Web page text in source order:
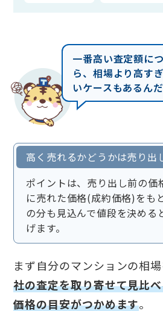
一番高い査定額に
ら、相場より高す
いケースもあるん
高く売れるかどうかは売り出
ポイントは、売り出し前の価
に売れた価格(成約価格)をも
の分も見込んで値段を決める
げます。
まず自分のマンションの相場
社の査定を取り寄せて見比
価格の目安がつかめます。